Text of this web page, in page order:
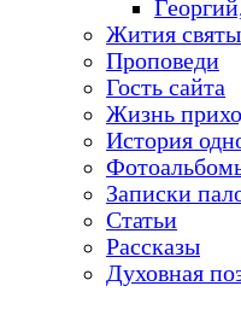
Жития
Проповеди
Гость сайта
Жизнь
История
Записки
Статьи
Рассказы
Духовная